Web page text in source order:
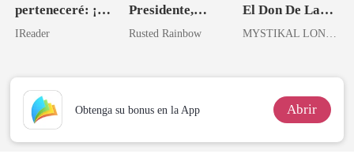
perteneceré: ¡es
demasiado
IReader
Presidente,
Princesa de la
Rusted Rainbow
El Don De La
Mafia
MYSTIKAL LONER
Obtenga su bonus en la App Abrir